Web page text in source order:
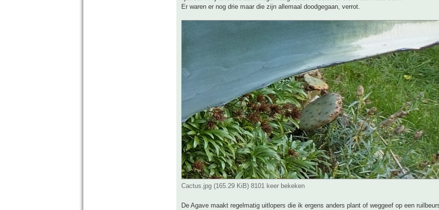
Er waren er nog drie maar die zijn allemaal doodgegaan, verrot.
Cactus.jpg (165.29 KiB) 8101 keer bekeken
De Agave maakt regelmatig uitlopers die ik ergens anders plant of weggeef op een